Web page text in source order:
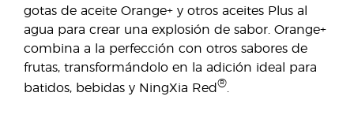
gotas de aceite Orange+ y otros aceites Plus al
agua para crear una explosión de sabor. Orange+
combina a la perfección con otros sabores de
frutas, transformándolo en la adición ideal para
batidos, bebidas y NingXia Red®.